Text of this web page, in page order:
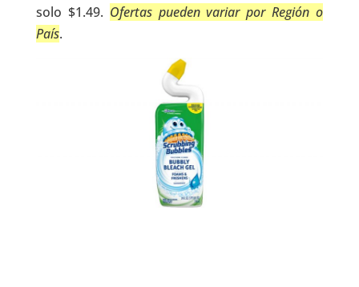
solo $1.49. Ofertas pueden variar por Región o
País.